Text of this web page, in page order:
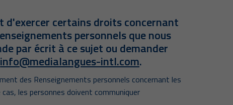
certains droits concernant
personnels que nous
par écrit à ce sujet ou demander
info@medialangues-intl.com.
des Renseignements personnels concernant les
les personnes doivent communiquer